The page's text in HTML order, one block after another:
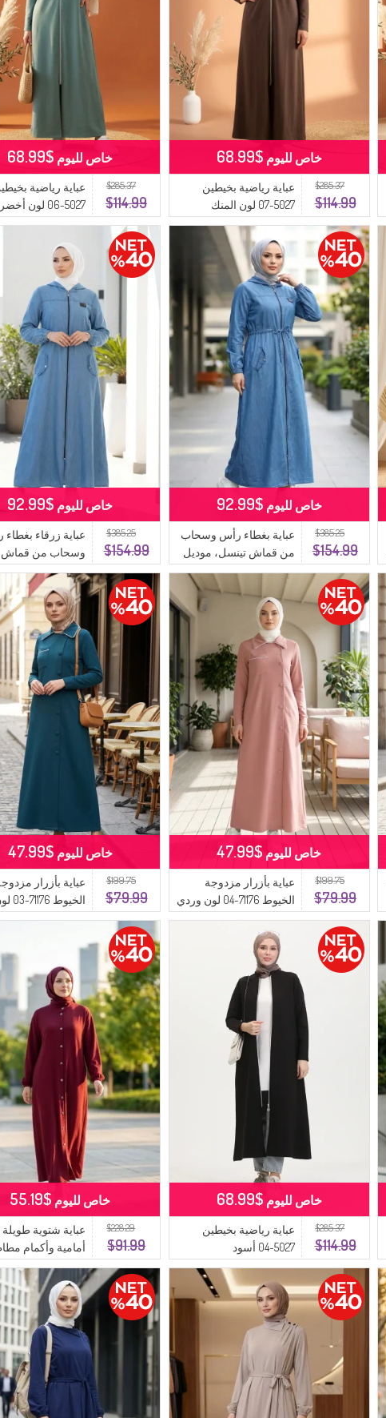
$285.37
$114.99
عباية رياضية بخيطين
5027-07 لون المنك
خاص لليوم $68.99
$285.37
$114.99
عباية رياضية
5027-06 لون أخضر فاتح
خاص لليوم $68.99
$385.25
$154.99
عباية بغطاء رأس وسحاب
من قماش تينسل، موديل
1601-02، لون كحلي
خاص لليوم $92.99
$385.25
$154.99
عباية زرقاء
وسحاب من قماش
1601-01
خاص لليوم $92.99
$199.75
$79.99
عباية بأزرار مزدوجة
الخيوط 71176-04 لون وردي
فاتح
خاص لليوم $47.99
$199.75
$79.99
عباية بأزرار
الخيوط
بترولي داكن
خاص لليوم $47.99
$285.37
$114.99
عباية رياضية بخيطين
5027-04 أسود
خاص لليوم $68.99
$228.29
$91.99
عباية شتوية طويلة
أمامية وأكمام
عنابي
خاص لليوم $55.19